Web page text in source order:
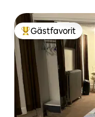
Populär
Gästfavorit